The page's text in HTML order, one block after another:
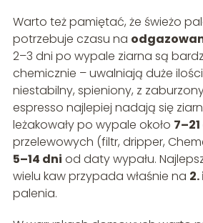
Warto też pamiętać, że świeżo
potrzebuje czasu na
2–3 dni po wypale ziarna są
chemicznie – uwalniają duże
niestabilny, spieniony, z
espresso najlepiej nadają się
leżakowały po wypale około
przelewowych (filtr, dripper,
5–14 dni od daty wypału.
wielu kaw przypada właśnie na
palenia.